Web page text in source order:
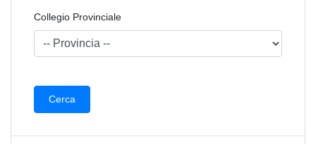
Collegio Provinciale